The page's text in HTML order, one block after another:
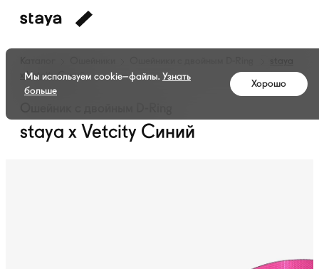
x Vetcity Синий
staya x Vetcity Синий
Мы используем cookie–файлы. Узнать
больше
Хорошо